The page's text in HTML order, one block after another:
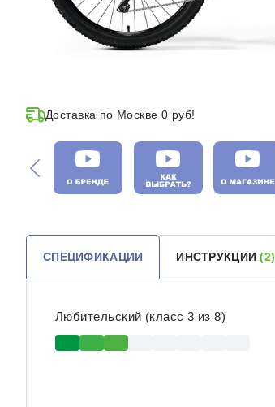
Доставка по Москве 0 руб!
СПЕЦИФИКАЦИИ ИНСТРУКЦИИ(2)
Любительский (класс 3 из 8)